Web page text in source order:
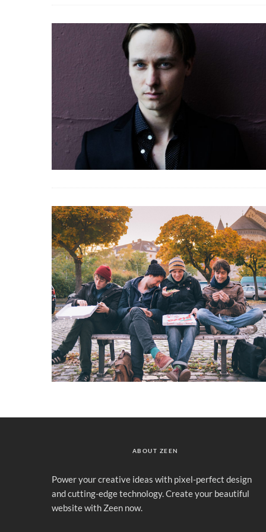
ABOUT ZEEN
Power your creative ideas with pixel-perfect design
and cutting-edge technology. Create your beautiful
website with Zeen now.